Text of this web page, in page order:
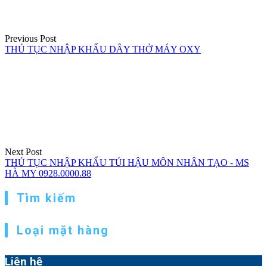
Previous Post
THỦ TỤC NHẬP KHẨU DÂY THỞ MÁY OXY
Next Post
THỦ TỤC NHẬP KHẨU TÚI HẬU MÔN NHÂN TẠO - MS
HÀ MY 0928.0000.88
Tìm kiếm
Loại mặt hàng
Liên hệ